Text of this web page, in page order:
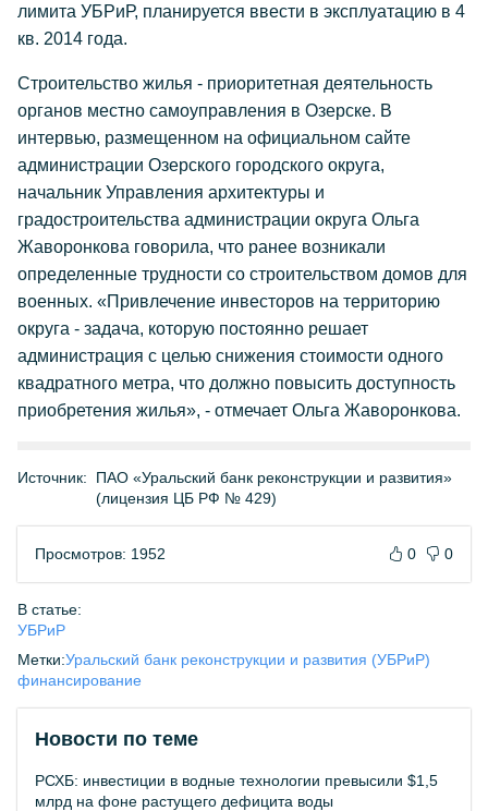
лимита УБРиР, планируется ввести в эксплуатацию в 4
кв. 2014 года.
Строительство жилья - приоритетная деятельность
органов местно самоуправления в Озерске. В
интервью, размещенном на официальном сайте
администрации Озерского городского округа,
начальник Управления архитектуры и
градостроительства администрации округа Ольга
Жаворонкова говорила, что ранее возникали
определенные трудности со строительством домов для
военных. «Привлечение инвесторов на территорию
округа - задача, которую постоянно решает
администрация с целью снижения стоимости одного
квадратного метра, что должно повысить доступность
приобретения жилья», - отмечает Ольга Жаворонкова.
Источник:
ПАО «Уральский банк реконструкции и развития»
(лицензия ЦБ РФ № 429)
Просмотров: 1952 0 0
В статье:
УБРиР
Метки:Уральский банк реконструкции и развития (УБРиР)
финансирование
Новости по теме
РСХБ: инвестиции в водные технологии превысили $1,5
млрд на фоне растущего дефицита воды